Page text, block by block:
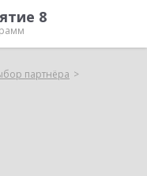
8
партнёра